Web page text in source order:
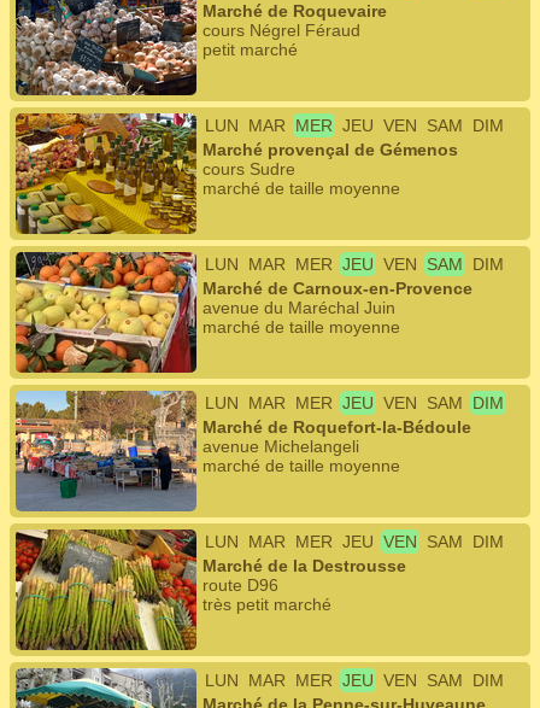
Marché de Roquevaire
cours Négrel Féraud
petit marché
LUN MAR MER JEU VEN SAM
DIM
Marché provençal de Gémenos
cours Sudre
marché de taille moyenne
LUN MAR MER JEU VEN SAM
DIM
Marché de Carnoux-en-Provence
avenue du Maréchal Juin
marché de taille moyenne
LUN MAR MER JEU VEN SAM
DIM
Marché de Roquefort-la-Bédoule
avenue Michelangeli
marché de taille moyenne
LUN MAR MER JEU VEN SAM
DIM
Marché de la Destrousse
route D96
très petit marché
LUN MAR MER JEU VEN SAM
DIM